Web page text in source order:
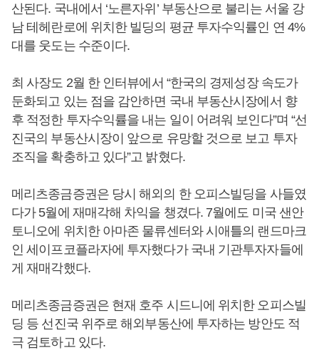
산된다. 국내에서 ‘노른자위’ 부동산으로 불리는 서울 강
남 테헤란로에 위치한 빌딩의 평균 투자수익률인 연 4%
대를 웃도는 수준이다.
최 사장도 2월 한 인터뷰에서 “한국의 경제성장 속도가
둔화되고 있는 점을 감안하면 국내 부동산시장에서 향
후 적정한 투자수익률을 내는 일이 어려워 보인다”며 “선
진국의 부동산시장이 앞으로 유망할 것으로 보고 투자
조직을 확충하고 있다”고 밝혔다.
메리츠종금증권은 당시 해외의 한 오피스빌딩을 사들였
다가 5월에 재매각해 차익을 챙겼다. 7월에도 미국 샌안
토니오에 위치한 아마존 물류센터와 시애틀의 랜드마크
인 세이프코플라자에 투자했다가 국내 기관투자자들에
게 재매각했다.
메리츠종금증권은 현재 호주 시드니에 위치한 오피스빌
딩 등 선진국 위주로 해외부동산에 투자하는 방안도 적
극 검토하고 있다.